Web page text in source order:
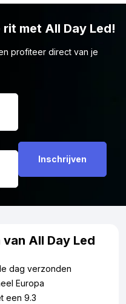
met All Day Led!
profiteer direct van je
All Day Led
dag verzonden
Europa
een 9.3